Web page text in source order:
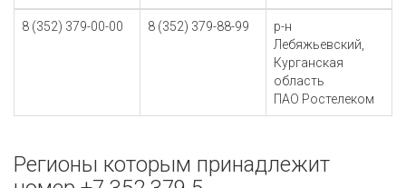
8 (352) 379-00-00 8 (352) 379-88-99
р-н
Лебяжьевский,
Курганская
область
ПАО Ростелеком
Регионы которым принадлежит